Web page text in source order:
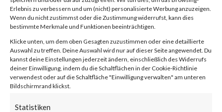
Erlebnis zu verbessern und um (nicht) personalisierte Werbung anzuzeigen.
Wenn du nicht zustimmst oder die Zustimmung widerrufst, kann dies
bestimmte Merkmale und Funktionen beeinträchtigen.
Klicke unten, um dem oben Gesagten zuzustimmen oder eine detaillierte
Auswahl zu treffen. Deine Auswahl wird nur auf dieser Seite angewendet. Du
kannst deine Einstellungen jederzeit ändern, einschließlich des Widerrufs
deiner Einwilligung, indem du die Schaltflächen in der Cookie-Richtlinie
verwendest oder auf die Schaltfläche "Einwilligung verwalten" am unteren
Bildschirmrand klickst.
Statistiken
Mitigation Guide” published by
the National Security Agency
(NSA).Why is this Significant?
This is significant because
BlackLotus malware can bypass